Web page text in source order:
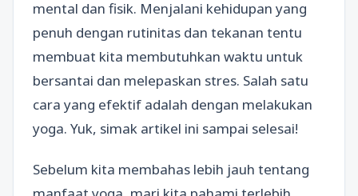
mental dan fisik. Menjalani kehidupan yang
penuh dengan rutinitas dan tekanan tentu
membuat kita membutuhkan waktu untuk
bersantai dan melepaskan stres. Salah satu
cara yang efektif adalah dengan melakukan
yoga. Yuk, simak artikel ini sampai selesai!
Sebelum kita membahas lebih jauh tentang